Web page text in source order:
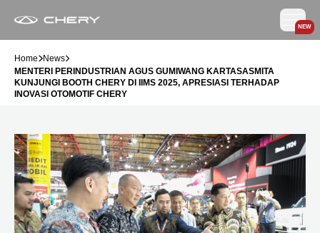
NEW
Home News
MENTERI PERINDUSTRIAN AGUS GUMIWANG KARTASASMITA
KUNJUNGI BOOTH CHERY DI IIMS 2025, APRESIASI TERHADAP
INOVASI OTOMOTIF CHERY